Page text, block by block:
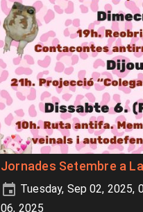
Jornades Setembre a
Tuesday, Sep 02, 2025,
06, 2025